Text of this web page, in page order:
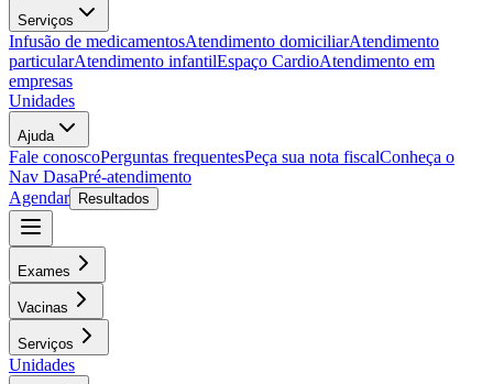
Serviços
Infusão de medicamentosAtendimento domiciliarAtendimento
particularAtendimento infantilEspaço CardioAtendimento em
empresas
Unidades
Ajuda
Fale conoscoPerguntas frequentesPeça sua nota fiscalConheça o
Nav DasaPré-atendimento
Agendar
Resultados
Exames
Vacinas
Serviços
Unidades